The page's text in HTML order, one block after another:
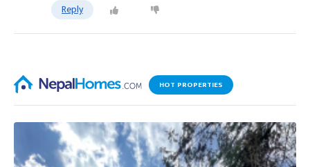
Reply
HOT PROPERTIES